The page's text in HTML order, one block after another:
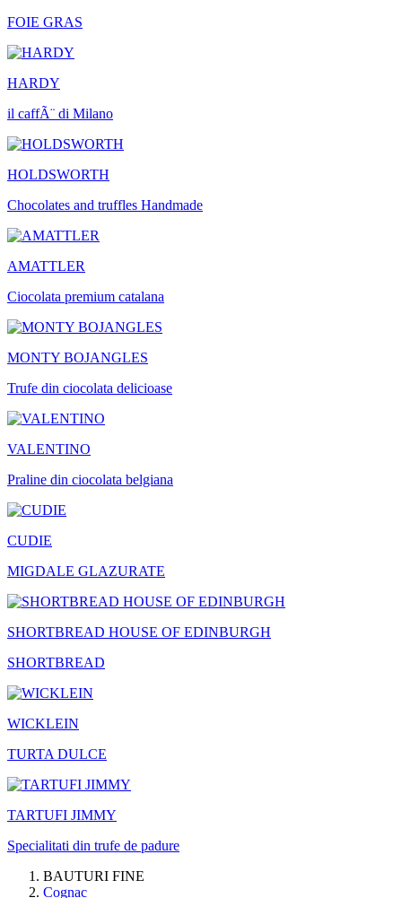
FOIE GRAS
HARDY
il caffÃ¨ di Milano
HOLDSWORTH
Chocolates and truffles Handmade
AMATTLER
Ciocolata premium catalana
MONTY BOJANGLES
Trufe din ciocolata delicioase
VALENTINO
Praline din ciocolata belgiana
CUDIE
MIGDALE GLAZURATE
SHORTBREAD HOUSE OF EDINBURGH
SHORTBREAD
WICKLEIN
TURTA DULCE
TARTUFI JIMMY
Specialitati din trufe de padure
BAUTURI FINE
Cognac